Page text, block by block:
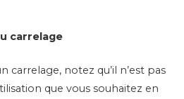
carrelage
carrelage, notez qu’il n’est pas
que vous souhaitez en